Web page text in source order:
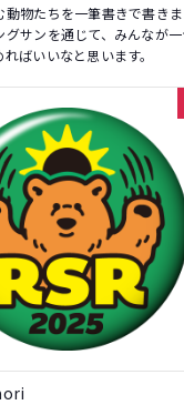
動物たちを一筆書きで書き
グサンを通じて、みんなが
ばいいなと思います。